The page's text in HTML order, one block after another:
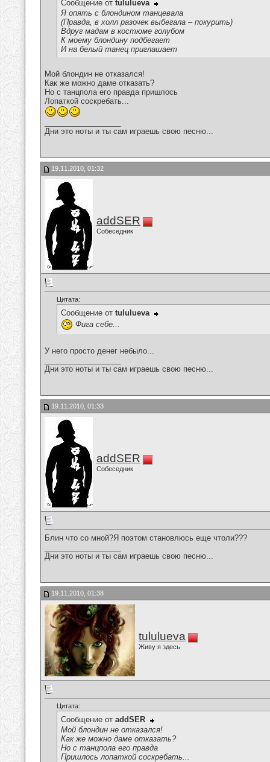
Сообщение от tululueva
Я опять с блондином танцевала
(Правда, в холл разочек выбегала – покурить)
Вдруг мадам в костюме голубом
К моему блондину подбегает
И на белый танец приглашает
Мой блондин не отказался!
Как же можно даме отказать?
Но с танцпола его правда пришлось
Лопаткой соскребать...
Дни это ноты и ты сам играешь свою песню...
19.11.2010, 01:32
addSER
Собеседник
Цитата:
Сообщение от tululueva
Фига себе...
У него просто денег небыло...
Дни это ноты и ты сам играешь свою песню...
19.11.2010, 01:33
addSER
Собеседник
Блин что со мной?Я поэтом становлюсь еще чтоли???
Дни это ноты и ты сам играешь свою песню...
19.11.2010, 01:38
tululueva
Живу я здесь
Цитата:
Сообщение от addSER
Мой блондин не отказался!
Как же можно даме отказать?
Но с танцпола его правда
Пришлось лопаткой соскребать...